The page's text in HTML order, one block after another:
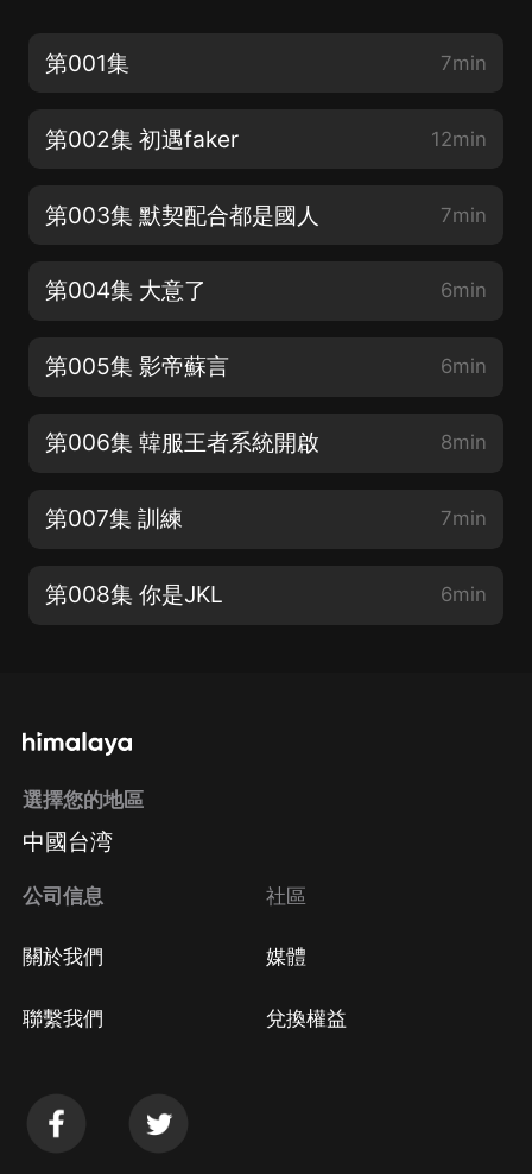
第001集 7min
第002集 初遇faker 12min
第003集 默契配合都是國人 7min
第004集 大意了 6min
第005集 影帝蘇言 6min
第006集 韓服王者系統開啟 8min
第007集 訓練 7min
第008集 你是JKL 6min
選擇您的地區
中國台湾
公司信息
關於我們
聯繫我們
社區
媒體
兌換權益